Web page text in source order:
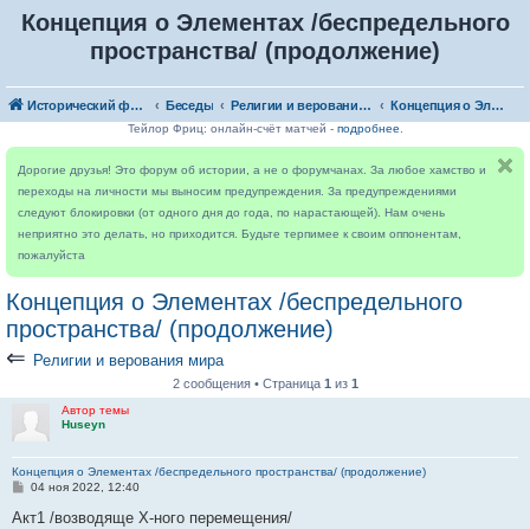
Концепция о Элементах /беспредельного
пространства/ (продолжение)
Исторический форум Беседы Религии и верования мира Концепция о Элементах /беспредельного пространства/ (продолжение)
Тейлор Фриц: онлайн-счёт матчей - подробнее
Дорогие друзья! Это форум об истории, а не о форумчанах. За любое хамство и
переходы на личности мы выносим предупреждения. За предупреждениями
следуют блокировки (от одного дня до года, по нарастающей). Нам очень
неприятно это делать, но приходится. Будьте терпимее к своим оппонентам,
пожалуйста
Концепция о Элементах /беспредельного
пространства/ (продолжение)
⇐ Религии и верования мира
2 сообщения • Страница 1 из 1
Автор темы
Huseyn
Концепция о Элементах /беспредельного пространства/ (продолжение)
С
о
04 ноя 2022, 12:40
Акт1 /возводяще Х-ного перемещения/